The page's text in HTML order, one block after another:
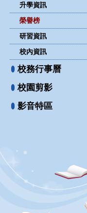
升學資訊
榮譽榜
研習資訊
校內資訊
校務行事曆
校園剪影
影音特區